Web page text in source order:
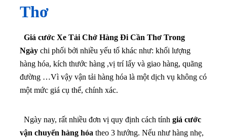
Thơ
Giá cước Xe Tải Chở Hàng Đi Cần Thơ Trong
Ngày chi phối bởi nhiều yếu tố khác như: khối lượng
hàng hóa, kích thước hàng ,vị trí lấy và giao hàng, quãng
đường …Vì vậy vận tải hàng hóa là một dịch vụ không có
một mức giá cụ thể, chính xác.
Ngày nay, rất nhiều đơn vị quy định cách tính giá cước
vận chuyển hàng hóa theo 3 hướng. Nếu như hàng nhẹ,